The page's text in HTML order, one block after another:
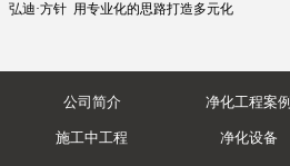
弘迪·方针 用专业化的思路打造多元化
公司简介 净化工程案例
施工中工程 净化设备